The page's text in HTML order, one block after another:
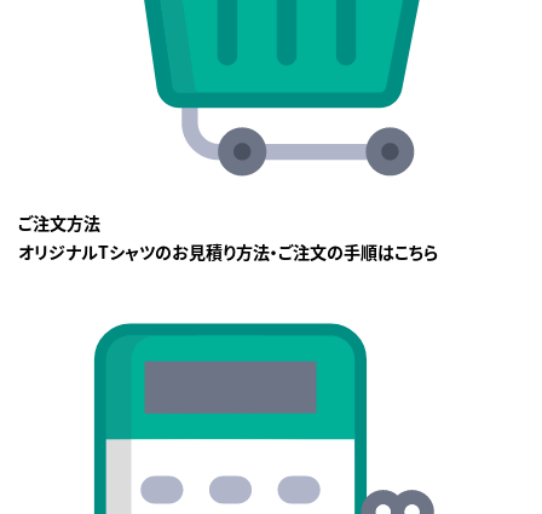
ご注文方法
オリジナルTシャツのお見積り方法・ご注文の手順はこちら